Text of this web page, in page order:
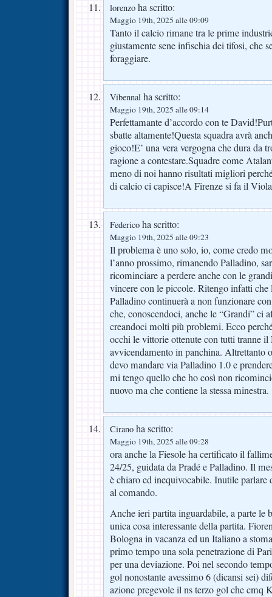
lorenzo ha scritto:
Maggio 19th, 2025 alle 09:09
Tanto il calcio rimane tra le prime
giustamente sene infischia dei tifosi, che
foraggiare.
Vibennal ha scritto:
Maggio 19th, 2025 alle 09:14
Perfettamante d’accordo con te
sbatte altamente!Questa squadra avrà
gioco!E’ una vera vergogna che dura da
ragione a contestare.Squadre come
meno di noi hanno risultati migliori
di calcio ci capisce!A Firenze si fa il
Federico ha scritto:
Maggio 19th, 2025 alle 09:23
Il problema è uno solo, io, come credo
l’anno prossimo, rimanendo Palladino,
ricominciare a perdere anche con le
vincere con le piccole. Ritengo infatti
Palladino continuerà a non funzionare
che, conoscendoci, anche le “Grandi” ci
creandoci molti più problemi. Ecco
occhi le vittorie ottenute con tutti tranne
avvicendamento in panchina. Altrettanto
devo mandare via Palladino 1.0 e
mi tengo quello che ho così non
nuovo ma che contiene la stessa minestra.
Cirano ha scritto:
Maggio 19th, 2025 alle 09:28
ora anche la Fiesole ha certificato il
24/25, guidata da Pradé e Palladino. Il
è chiaro ed inequivocabile. Inutile
al comando.
Anche ieri partita inguardabile, a parte le
unica cosa interessante della partita.
Bologna in vacanza ed un Italiano a
primo tempo una sola penetrazione di
per una deviazione. Poi nel secondo
gol nonostante avessimo 6 (dicansi sei)
azione pregevole il ns terzo gol che cmq